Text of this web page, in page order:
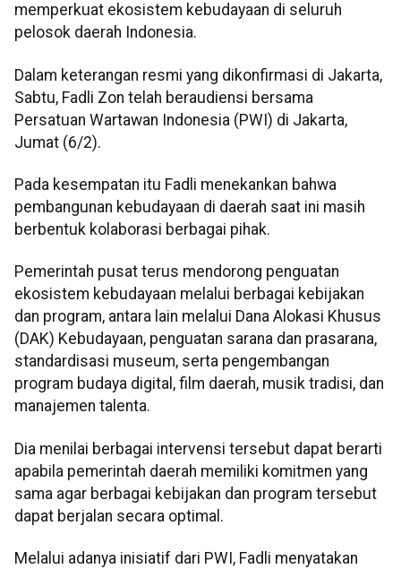
memperkuat ekosistem kebudayaan di seluruh
pelosok daerah Indonesia.
Dalam keterangan resmi yang dikonfirmasi di Jakarta,
Sabtu, Fadli Zon telah beraudiensi bersama
Persatuan Wartawan Indonesia (PWI) di Jakarta,
Jumat (6/2).
Pada kesempatan itu Fadli menekankan bahwa
pembangunan kebudayaan di daerah saat ini masih
berbentuk kolaborasi berbagai pihak.
Pemerintah pusat terus mendorong penguatan
ekosistem kebudayaan melalui berbagai kebijakan
dan program, antara lain melalui Dana Alokasi Khusus
(DAK) Kebudayaan, penguatan sarana dan prasarana,
standardisasi museum, serta pengembangan
program budaya digital, film daerah, musik tradisi, dan
manajemen talenta.
Dia menilai berbagai intervensi tersebut dapat berarti
apabila pemerintah daerah memiliki komitmen yang
sama agar berbagai kebijakan dan program tersebut
dapat berjalan secara optimal.
Melalui adanya inisiatif dari PWI, Fadli menyatakan